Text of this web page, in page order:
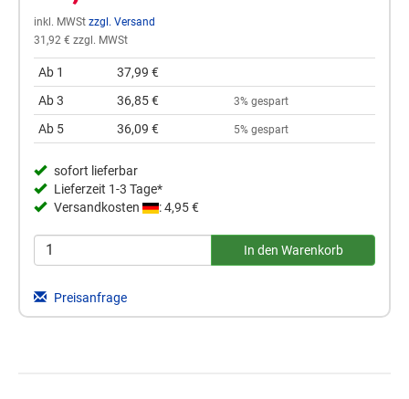
inkl. MWSt zzgl. Versand
31,92 € zzgl. MWSt
Ab 1
37,99 €
Ab 3
36,85 € 3% gespart
Ab 5 36,09 € 5% gespart
sofort lieferbar
Lieferzeit 1-3 Tage*
Versandkosten
: 4,95 €
Preisanfrage